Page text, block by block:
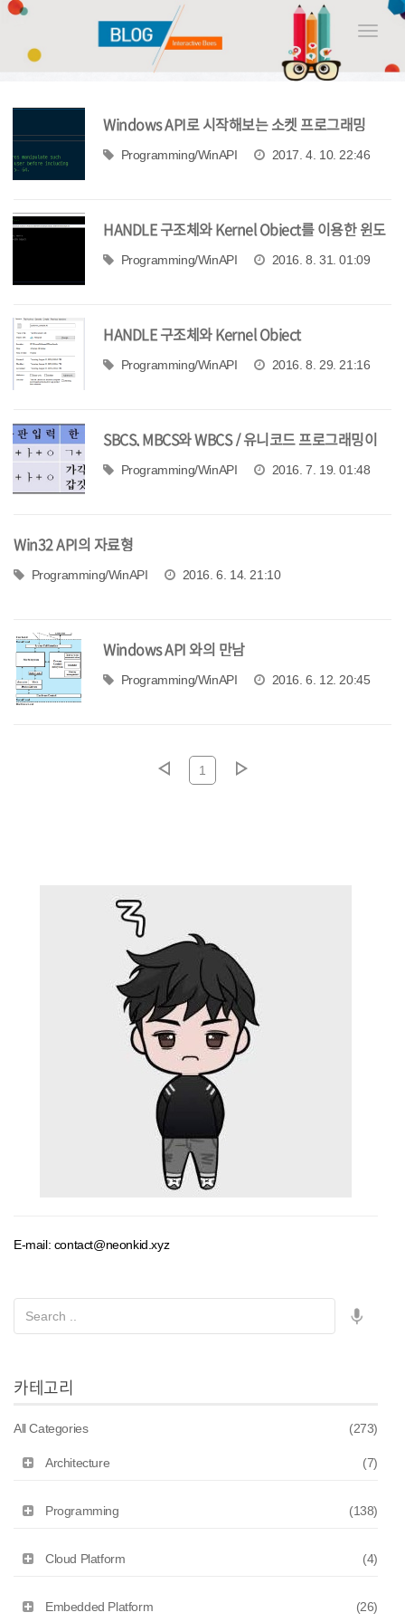
Toggle
Windows API로 시작해보는 소켓 프로그래밍
Programming/WinAPI 2017. 4. 10. 22:46
HANDLE 구조체와 Kernel Object를 이용한 윈도
우 프로그래밍
Programming/WinAPI 2016. 8. 31. 01:09
HANDLE 구조체와 Kernel Object
Programming/WinAPI 2016. 8. 29. 21:16
SBCS, MBCS와 WBCS / 유니코드 프로그래밍이
중요한 이유
Programming/WinAPI 2016. 7. 19. 01:48
Win32 API의 자료형
Programming/WinAPI 2016. 6. 14. 21:10
Windows API 와의 만남
Programming/WinAPI 2016. 6. 12. 20:45
1
E-mail: contact@neonkid.xyz
카테고리
All Categories (273)
Architecture (7)
Programming (138)
Cloud Platform (4)
Embedded Platform (26)